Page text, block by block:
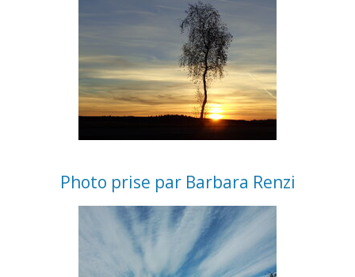
Photo prise par Barbara Renzi